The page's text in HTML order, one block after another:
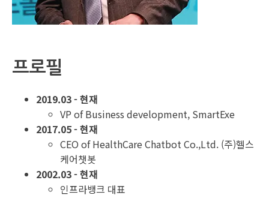
프로필
2019.03 - 현재
VP of Business development, SmartExe
2017.05 - 현재
CEO of HealthCare Chatbot Co.,Ltd. (주)헬스
케어챗봇
2002.03 - 현재
인프라뱅크 대표